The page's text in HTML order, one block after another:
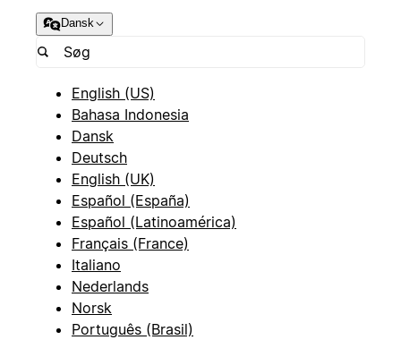
Dansk
English (US)
Bahasa Indonesia
Dansk
Deutsch
English (UK)
Español (España)
Español (Latinoamérica)
Français (France)
Italiano
Nederlands
Norsk
Português (Brasil)